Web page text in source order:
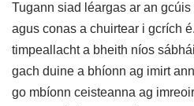
Tugann siad léargas ar an
agus conas a chuirtear i gcrích
timpeallacht a bheith níos
gach duine a bhíonn ag imirt
go mbíonn ceisteanna ag